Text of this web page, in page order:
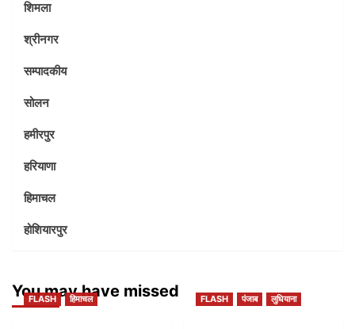
शिमला
श्रीनगर
सम्पादकीय
सोलन
हमीरपुर
हरियाणा
हिमाचल
होशियारपुर
You may have missed
FLASH हिमाचल FLASH पंजाब लुधियाना